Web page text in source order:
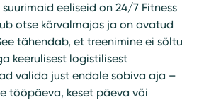
eeliseid on 24/7 Fitness
otse kõrvalmajas ja on avatud
tähendab, et treenimine ei sõltu
keerulisest logistilisest
valida just endale sobiva aja –
tööpäeva, keset päeva või